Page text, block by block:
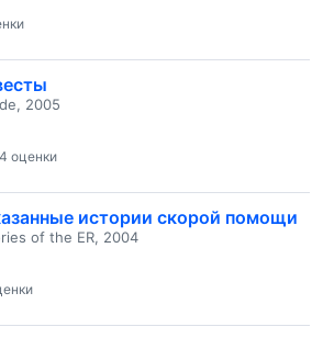
2005
оценки
истории скорой помощи
of the ER, 2004